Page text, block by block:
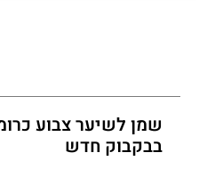
שמן לשיער צבוע
בבקבוק חדש